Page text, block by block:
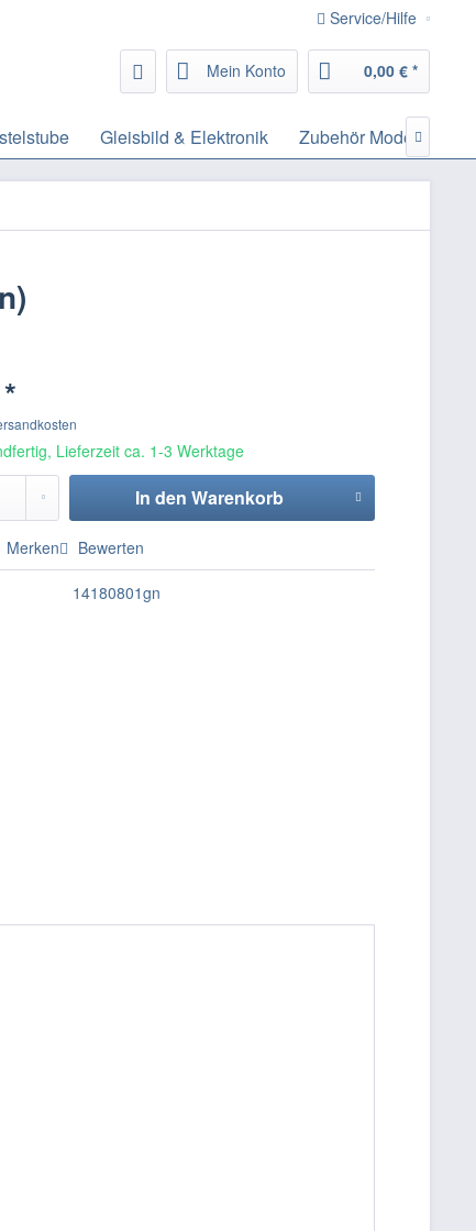
Service/Hilfe
Mein Konto 0,00 € *
Gleisbild & Elektronik Zubehör 
Lieferzeit ca. 1-3 Werktage
In den Warenkorb
Merken Bewerten
14180801gn